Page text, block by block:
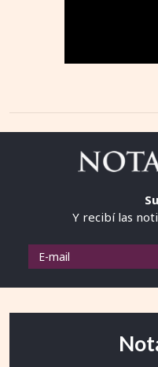
Y recibí las